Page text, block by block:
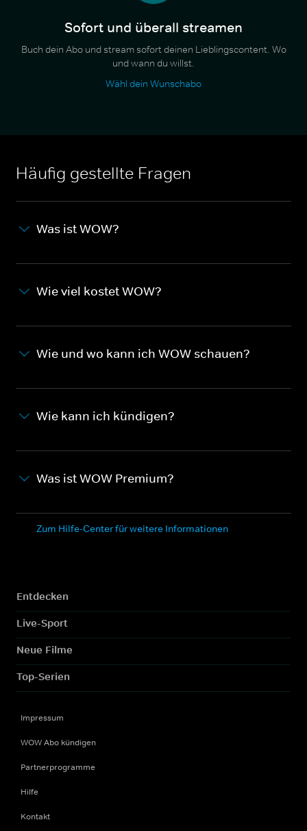
Sofort und überall streamen
Buch dein Abo und stream sofort deinen Lieblingscontent. Wo
und wann du willst.
Wähl dein Wunschabo
Häufig gestellte Fragen
Was ist WOW?
Wie viel kostet WOW?
Wie und wo kann ich WOW schauen?
Wie kann ich kündigen?
Was ist WOW Premium?
Zum Hilfe-Center für weitere Informationen
Entdecken
Live-Sport
Neue Filme
Top-Serien
Impressum
WOW Abo kündigen
Partnerprogramme
Hilfe
Kontakt